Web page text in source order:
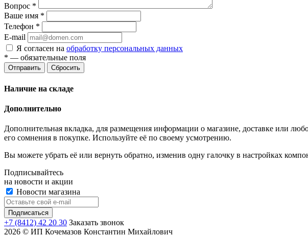
Вопрос *
Ваше имя *
Телефон *
E-mail
Я согласен на обработку персональных данных
* — обязательные поля
Отправить Сбросить
Наличие на складе
Дополнительно
Дополнительная вкладка, для размещения информации о магазине, доставке или
его сомнения в покупке. Используйте её по своему усмотрению.
Вы можете убрать её или вернуть обратно, изменив одну галочку в настройках
Подписывайтесь
на новости и акции
Новости магазина
+7 (8412) 42 20 30 Заказать звонок
2026 © ИП Кочемазов Константин Михайлович